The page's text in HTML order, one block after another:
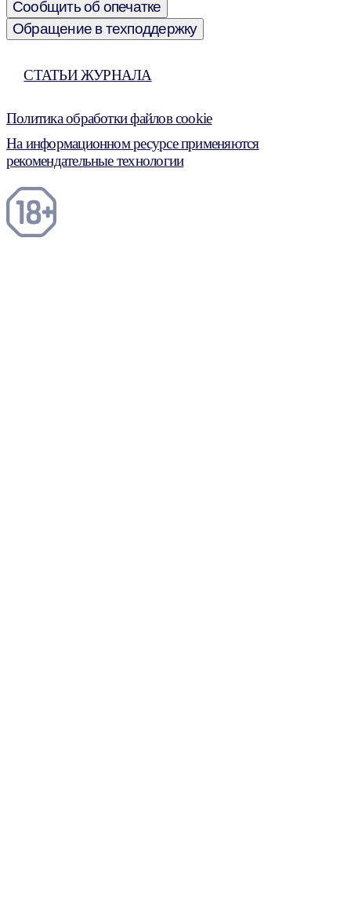
Сообщить об опечатке
Обращение в техподдержку
СТАТЬИ ЖУРНАЛА
Политика обработки файлов cookie
На информационном ресурсе применяются
рекомендательные технологии